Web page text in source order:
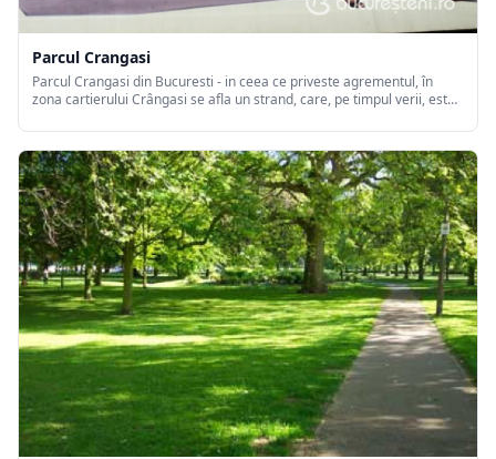
Parcul Crangasi
Parcul Crangasi din Bucuresti - in ceea ce priveste agrementul, în
zona cartierului Crângasi se afla un strand, care, pe timpul verii, este
5 terenuri de fotbal, ce se pot închiria contra cost.